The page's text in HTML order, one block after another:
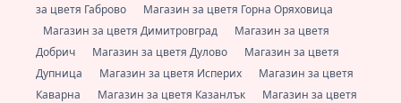
за цветя Габрово
Магазин за цветя Горна Оряховица
Магазин за цветя Димитровград
Магазин за цветя
Добрич
Магазин за цветя Дулово
Магазин за цветя
Дупница
Магазин за цветя Исперих
Магазин за цветя
Каварна
Магазин за цветя Казанлък
Магазин за цветя